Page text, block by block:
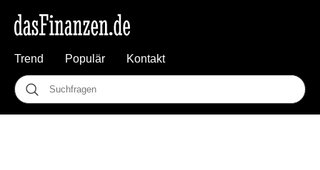
Trend Populär Kontakt